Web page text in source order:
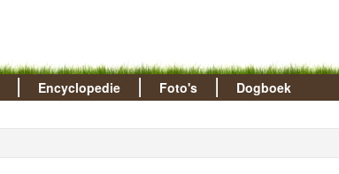
Encyclopedie Foto's Dogboek